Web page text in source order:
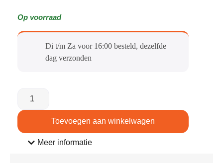
Op voorraad
Di t/m Za voor 16:00 besteld, dezelfde
dag verzonden​
Toevoegen aan winkelwagen
Meer informatie